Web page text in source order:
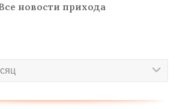
новости прихода